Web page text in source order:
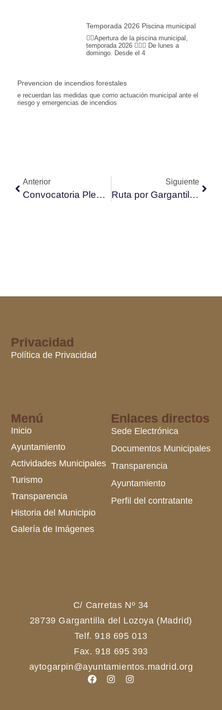
Temporada 2026 Piscina municipal
🏊‍♀️Apertura de la piscina municipal,
temporada 2026 🏊🏽📆 De lunes a
domingo. Desde el 4
Prevencion de incendios forestales
e recuerdan las medidas que como actuación municipal ante el
riesgo y emergencias de incendios
Anterior
Convocatoria Pleno Extraordinario 20/09/2025
Siguiente
Ruta por Gargantilla del Lozoya, sábado 20 de septiembre.
C/ Carretas Nº 34
28739 Gargantilla del Lozoya (Madrid)
Telf. 918 695 013
Fax. 918 695 393
aytogarpin@ayuntamientos.madrid.org
Enlaces directos
Sede Electrónica
Documentos Municipales
Transparencia
Ayuntamiento
Perfil del contratante
Menú
Inicio
Ayuntamiento
Actividades Municipales
Turismo
Transparencia
Historia del Municipio
Galería de Imágenes
Privacidad
Política de Privacidad